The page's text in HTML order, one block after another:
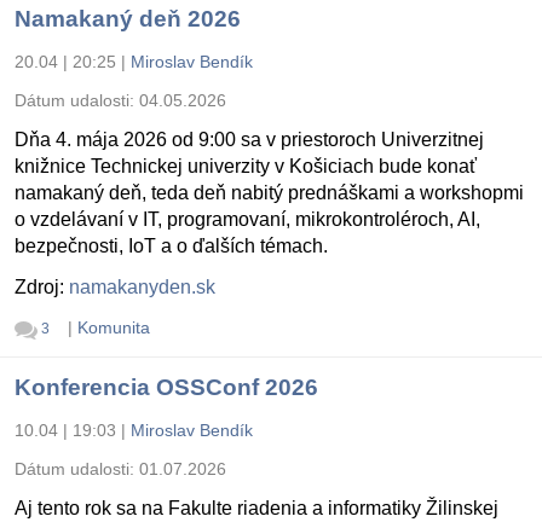
Namakaný deň 2026
20.04 | 20:25 | Miroslav Bendík
Dátum udalosti: 04.05.2026
Dňa 4. mája 2026 od 9:00 sa v priestoroch Univerzitnej
knižnice Technickej univerzity v Košiciach bude konať
namakaný deň, teda deň nabitý prednáškami a workshopmi
o vzdelávaní v IT, programovaní, mikrokontroléroch, AI,
bezpečnosti, IoT a o ďalších témach.
Zdroj: namakanyden.sk
3 | Komunita
Konferencia OSSConf 2026
10.04 | 19:03 | Miroslav Bendík
Dátum udalosti: 01.07.2026
Aj tento rok sa na Fakulte riadenia a informatiky Žilinskej